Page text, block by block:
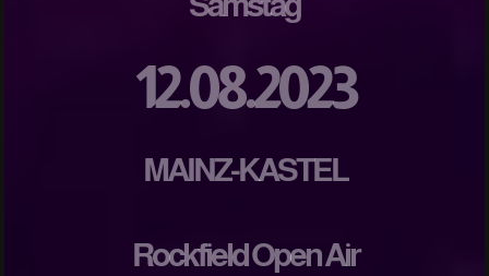
12.08.2023
MAINZ-KASTEL
Rockfield Open Air